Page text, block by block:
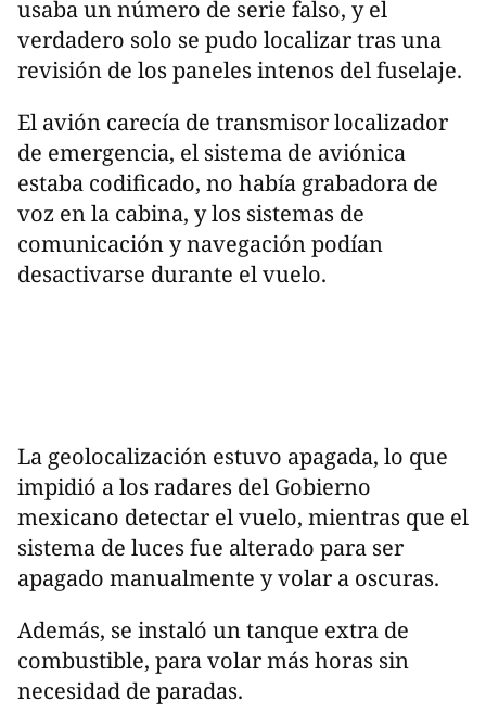
usaba un número de serie falso, y el
verdadero solo se pudo localizar tras una
revisión de los paneles intenos del fuselaje.
El avión carecía de transmisor localizador
de emergencia, el sistema de aviónica
estaba codificado, no había grabadora de
voz en la cabina, y los sistemas de
comunicación y navegación podían
desactivarse durante el vuelo.
La geolocalización estuvo apagada, lo que
impidió a los radares del Gobierno
mexicano detectar el vuelo, mientras que el
sistema de luces fue alterado para ser
apagado manualmente y volar a oscuras.
Además, se instaló un tanque extra de
combustible, para volar más horas sin
necesidad de paradas.